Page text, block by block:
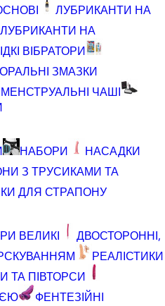
ЛУБРИКАНТИ НА
ЛУБРИКАНТИ НА
ВІБРАТОРИ
ОРАЛЬНІ ЗМАЗКИ
МЕНСТРУАЛЬНІ ЧАШІ
НАБОРИ
НАСАДКИ
З ТРУСИКАМИ ТА
ДЛЯ СТРАПОНУ
ВЕЛИКІ
ДВОСТОРОННІ,
РЕАЛІСТИКИ
ТА ПІВТОРСИ
ФЕНТЕЗІЙНІ